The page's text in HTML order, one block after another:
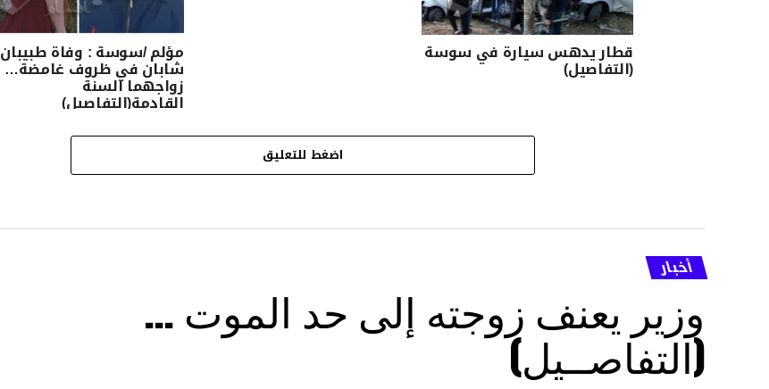
قطار يدهس سيارة في سوسة
(التفاصيل)
مؤلم /سوسة : وفاة طبيبان
شابان في ظروف غامضة…
زواجهما السنة
القادمة(التفاصيل)
اضغط للتعليق
أخبار
وزير يعنف زوجته إلى حد الموت …
(التفاصــيل)